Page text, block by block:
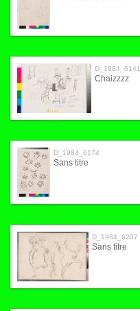
D_1984_6141
Chaizzzz
D_1984_6174
Sans titre
D_1984_6207
Sans titre